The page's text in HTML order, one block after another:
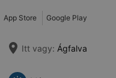
App Store Google Play
Itt vagy: Ágfalva